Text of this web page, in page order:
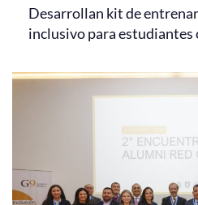
Desarrollan kit de
inclusivo para estudiantes